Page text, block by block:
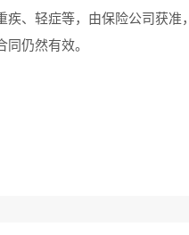
、轻症等，由保险公司获准，
仍然有效。